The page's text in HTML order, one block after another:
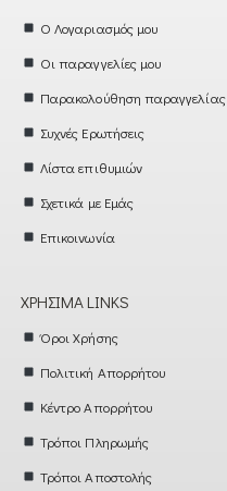
Ο Λογαριασμός μου
Οι παραγγελίες μου
Παρακολούθηση παραγγελίας
Συχνές Ερωτήσεις
Λίστα επιθυμιών
Σχετικά με Εμάς
Επικοινωνία
ΧΡΉΣΙΜΑ LINKS
Όροι Χρήσης
Πολιτική Απορρήτου
Κέντρο Απορρήτου
Τρόποι Πληρωμής
Τρόποι Αποστολής